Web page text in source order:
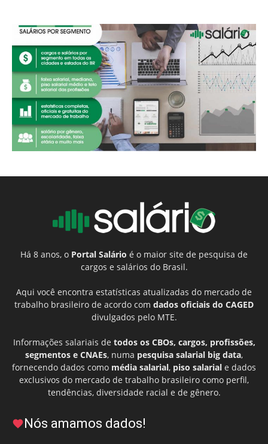
Há 8 anos, o Portal Salário é o maior site de pesquisa de
cargos e salários do Brasil.
Aqui você encontra estatísticas atualizadas do mercado de
trabalho brasileiro de acordo com dados oficiais do CAGED
divulgados pelo MTE.
Informações salariais de todos os CBOs, cargos, profissões,
segmentos e CNAEs, numa pesquisa salarial big data,
fornecendo dados como média salarial, piso salarial e dados
exclusivos do mercado de trabalho brasileiro como perfil,
tendências, diversidade racial e de gênero.
Nós amamos dados!